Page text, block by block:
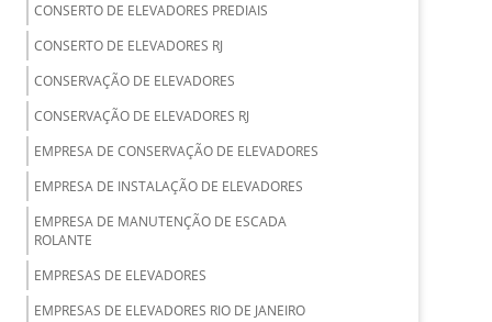
CONSERTO DE ELEVADORES PREDIAIS
CONSERTO DE ELEVADORES RJ
CONSERVAÇÃO DE ELEVADORES
CONSERVAÇÃO DE ELEVADORES RJ
EMPRESA DE CONSERVAÇÃO DE ELEVADORES
EMPRESA DE INSTALAÇÃO DE ELEVADORES
EMPRESA DE MANUTENÇÃO DE ESCADA
ROLANTE
EMPRESAS DE ELEVADORES
EMPRESAS DE ELEVADORES RIO DE JANEIRO